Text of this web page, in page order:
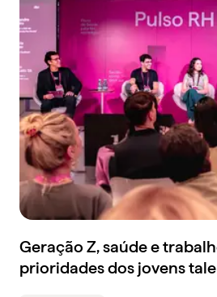
Geração Z, saúde e
prioridades dos jovens